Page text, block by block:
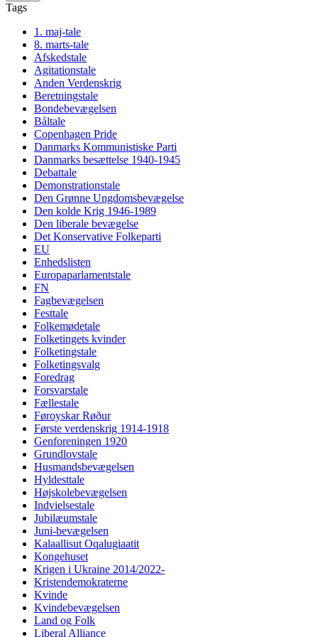
Tags
1. maj-tale
8. marts-tale
Afskedstale
Agitationstale
Anden Verdenskrig
Beretningstale
Bondebevægelsen
Båltale
Copenhagen Pride
Danmarks Kommunistiske Parti
Danmarks besættelse 1940-1945
Debattale
Demonstrationstale
Den Grønne Ungdomsbevægelse
Den kolde Krig 1946-1989
Den liberale bevægelse
Det Konservative Folkeparti
EU
Enhedslisten
Europaparlamentstale
FN
Fagbevægelsen
Festtale
Folkemødetale
Folketingets kvinder
Folketingstale
Folketingsvalg
Foredrag
Forsvarstale
Fællestale
Føroyskar Røður
Første verdenskrig 1914-1918
Genforeningen 1920
Grundlovstale
Husmandsbevægelsen
Hyldesttale
Højskolebevægelsen
Indvielsestale
Jubilæumstale
Juni-bevægelsen
Kalaallisut Oqalugiaatit
Kongehuset
Krigen i Ukraine 2014/2022-
Kristendemokraterne
Kvinde
Kvindebevægelsen
Land og Folk
Liberal Alliance